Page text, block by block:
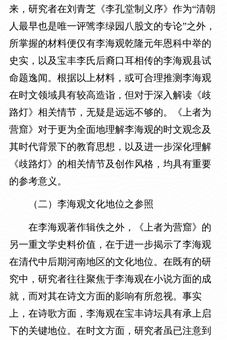
来，研究者在刘青芝《李孔堂制义序》作为“清朝
人最早也是唯一评骘李绿园八股文的专论”之外，
所掌握的材料便仅有李海观乾隆元年恩科中举的
史实，以及宝丰李氏后裔口耳相传的李海观县试
命题逸闻。根据以上材料，或可合理推测李海观
在时文领域具有较高造诣，但对于深入解读《歧
路灯》相关情节，无疑是远远不够的。《上者为
营窟》对于更为全面地理解李海观的时文观念及
其时代背景下的教育思想，以及进一步深化理解
《歧路灯》的相关情节及创作风格，均具有重要
的参考意义。
（二）李海观文化地位之参照
在李海观著作辑佚之外，《上者为营窟》的
另一重文学史料价值，在于进一步揭示了李海观
在清代中后期河南地区的文化地位。在既有的研
究中，研究者往往聚焦于李海观在小说方面的成
就，而对其在诗文方面的影响有所忽视。事实
上，在诗歌方面，李海观在宝丰诗坛具有承上启
下的关键地位。在时文方面，研究者虽已注意到